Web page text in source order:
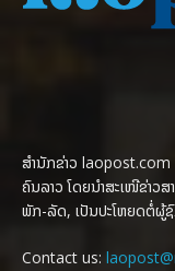
ສຳນັກຂ່າວ laopost.com
ຄົນລາວ ໂດຍນຳສະເໜີຂ່າວ
ພັກ-ລັດ, ເປັນປະໂຫຍດຕໍ່ຜູ້
Contact us: